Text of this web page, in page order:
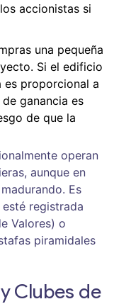
accionistas si
una pequeña
Si el edificio
es proporcional a
ganancia es
de que la
operan
aunque en
Es
registrada
Valores) o
piramidales
Clubes de